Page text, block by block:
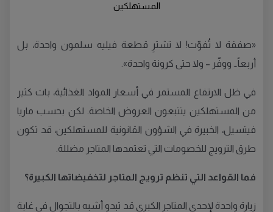
المستهلكين
«صفقة لا تُفوّت! لا تشترِ قطعة فيليه سلمون واحدة، بل
أربعاً… ووفّر – ولا حتى كرونة واحدة».
في ظل الارتفاع المستمر في أسعار المواد الغذائية، بات كثير
من المستهلكين يتتبعون العروض الخاصة. لكن بحسب ماريا
فيتسيل، الخبيرة في الشؤون القانونية للمستهلكين، قد تكون
طرق الترويج للخصومات التي تعتمدها المتاجر مضللة.
فما القواعد التي تنظم ترويج المتاجر لتخفيضاتها الكبيرة؟
زيارة واحدة لإحدى المتاجر الكبرى قد تبدو أشبه بالتجوال في غابة